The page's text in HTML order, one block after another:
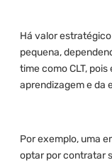
Há valor
pequena,
time como CLT,
aprendizagem e da
Por exemplo, uma
optar por contratar